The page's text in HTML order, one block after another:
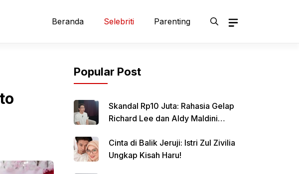
Beranda Selebriti Parenting
Popular Post
Skandal Rp10 Juta: Rahasia Gelap
Richard Lee dan Aldy Maldini
Cinta di Balik Jeruji: Istri Zul Zivilia
Ungkap Kisah Haru!